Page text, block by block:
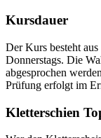
Kursdauer
Der Kurs besteht
Donnerstags. Die
abgesprochen
Prüfung erfolgt im
Kletterschien